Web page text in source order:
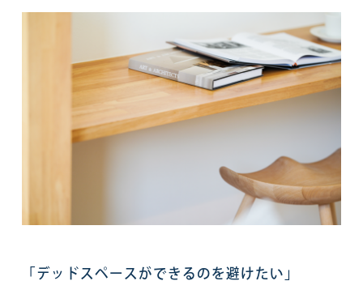
「デッドスペースができるのを避けたい」